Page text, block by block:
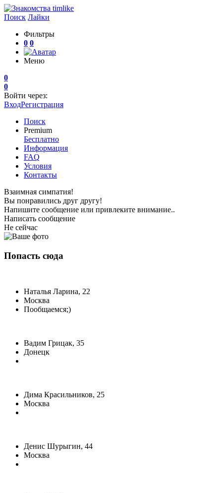
Поиск Лайки
Фильтры
0 0
Меню
0
0
Войти через:
ВходРегистрация
Поиск
Premium
Бесплатно
Информация
FAQ
Условия
Контакты
Взаимная симпатия!
Вы понравились друг другу!
Напишите сообщение или привлеките внимание..
Написать сообщение
Не сейчас
Попасть сюда
Наталья Ларина, 22
Москва
Пообщаемся;)
Вадим Грицак, 35
Донецк
Дима Красильников, 25
Москва
Денис Шурыгин, 44
Москва